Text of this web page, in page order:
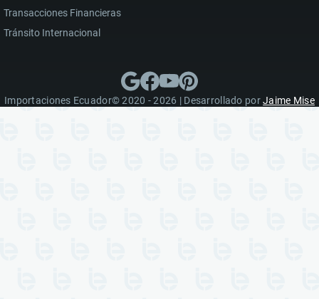
Transacciones Financieras
Tránsito Internacional
Importaciones Ecuador© 2020 - 2026 | Desarrollado porJaime Mise